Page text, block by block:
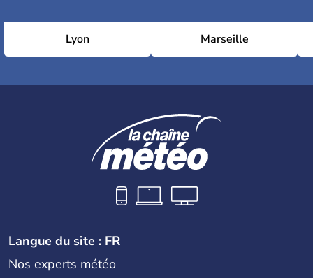
Lyon Marseille
Langue du site : FR
Nos experts météo